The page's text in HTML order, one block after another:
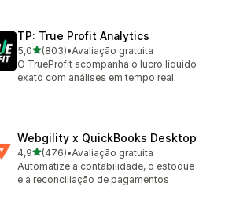
TP: True Profit Analytics
5,0de 5 estrelas
(803)
803 avaliações ao todo
•Avaliação gratuita
O TrueProfit acompanha o lucro líquido
exato com análises em tempo real.
Webgility x QuickBooks Desktop
4,9de 5 estrelas
(476)
476 avaliações ao todo
•Avaliação gratuita
Automatize a contabilidade, o estoque
e a reconciliação de pagamentos